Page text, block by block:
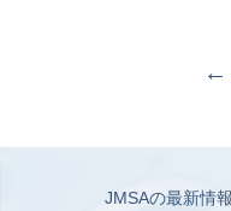
←
JMSAの最新情